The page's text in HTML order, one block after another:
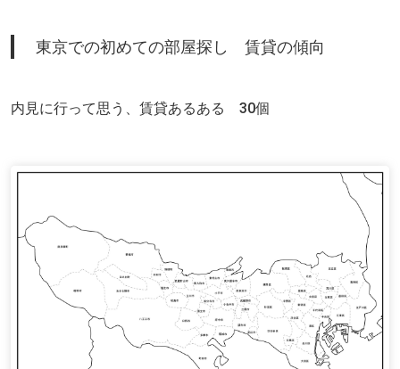
東京での初めての部屋探し 賃貸の傾向
内見に行って思う、賃貸あるある 30個